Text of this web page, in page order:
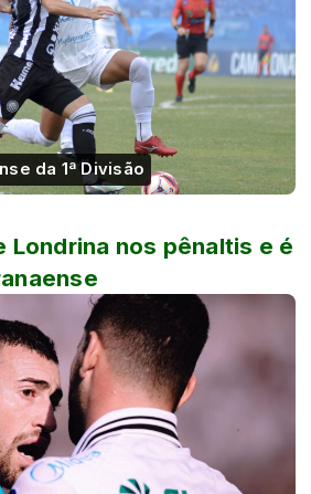
da 1ª Divisão
Londrina nos pênaltis e é